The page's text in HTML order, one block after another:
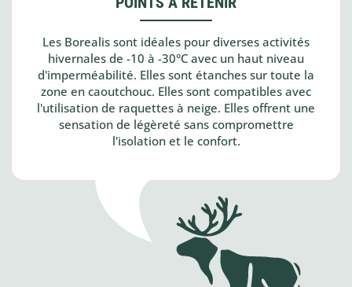
Les Borealis sont idéales pour diverses activités
hivernales de -10 à -30°C avec un haut niveau
d'imperméabilité. Elles sont étanches sur toute la
zone en caoutchouc. Elles sont compatibles avec
l'utilisation de raquettes à neige. Elles offrent une
sensation de légèreté sans compromettre
l'isolation et le confort.